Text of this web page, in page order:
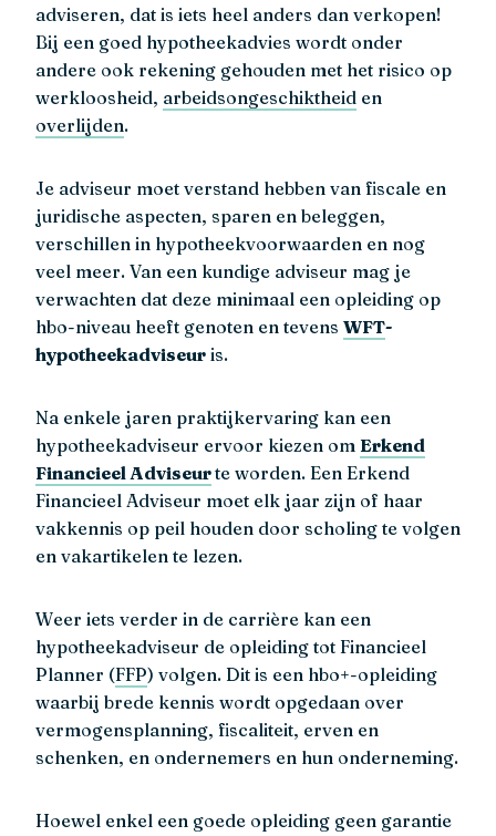
adviseren, dat is iets heel anders dan verkopen!
Bij een goed hypotheekadvies wordt onder
andere ook rekening gehouden met het risico op
werkloosheid, arbeidsongeschiktheid en
overlijden.
Je adviseur moet verstand hebben van fiscale en
juridische aspecten, sparen en beleggen,
verschillen in hypotheekvoorwaarden en nog
veel meer. Van een kundige adviseur mag je
verwachten dat deze minimaal een opleiding op
hbo-niveau heeft genoten en tevens WFT-
hypotheekadviseur is.
Na enkele jaren praktijkervaring kan een
hypotheekadviseur ervoor kiezen om Erkend
Financieel Adviseurte worden. Een Erkend
Financieel Adviseur moet elk jaar zijn of haar
vakkennis op peil houden door scholing te volgen
en vakartikelen te lezen.
Weer iets verder in de carrière kan een
hypotheekadviseur de opleiding tot Financieel
Planner (FFP) volgen. Dit is een hbo+-opleiding
waarbij brede kennis wordt opgedaan over
vermogensplanning, fiscaliteit, erven en
schenken, en ondernemers en hun onderneming.
Hoewel enkel een goede opleiding geen garantie